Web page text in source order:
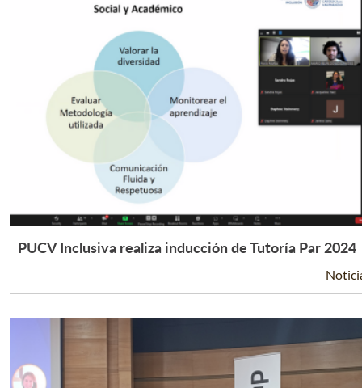
Leer Más +
PUCV Inclusiva realiza inducción de Tutoría Par 2024